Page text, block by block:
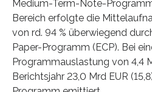
Medium-Term-Note-
Bereich erfolgte die
von rd. 94 % überwiegend
Paper-Programm (ECP). Bei
Programmauslastung von 4,4
Berichtsjahr 23,0 Mrd EUR